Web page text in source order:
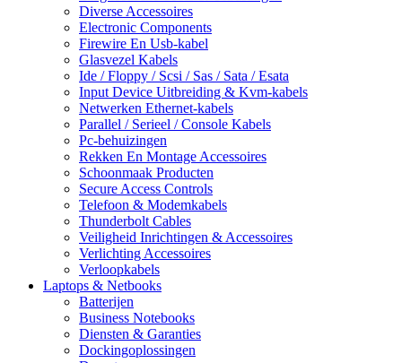
Diverse Accessoires
Electronic Components
Firewire En Usb-kabel
Glasvezel Kabels
Ide / Floppy / Scsi / Sas / Sata / Esata
Input Device Uitbreiding & Kvm-kabels
Netwerken Ethernet-kabels
Parallel / Serieel / Console Kabels
Pc-behuizingen
Rekken En Montage Accessoires
Schoonmaak Producten
Secure Access Controls
Telefoon & Modemkabels
Thunderbolt Cables
Veiligheid Inrichtingen & Accessoires
Verlichting Accessoires
Verloopkabels
Laptops & Netbooks
Batterijen
Business Notebooks
Diensten & Garanties
Dockingoplossingen